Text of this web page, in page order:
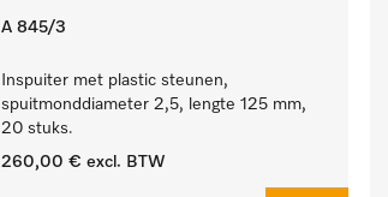
A 845/3
Inspuiter met plastic steunen,
spuitmonddiameter 2,5, lengte 125 mm,
20 stuks.
260,00 € excl. BTW